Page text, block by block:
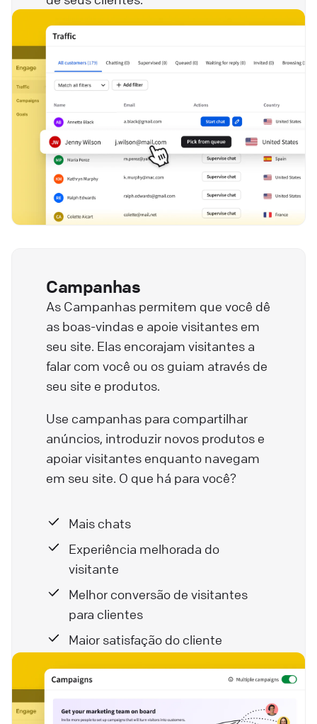
Campanhas
As Campanhas permitem que você dê
as boas-vindas e apoie visitantes em
seu site. Elas encorajam visitantes a
falar com você ou os guiam através de
seu site e produtos.
Use campanhas para compartilhar
anúncios, introduzir novos produtos e
apoiar visitantes enquanto navegam
em seu site. O que há para você?
Mais chats
Experiência melhorada do
visitante
Melhor conversão de visitantes
para clientes
Maior satisfação do cliente